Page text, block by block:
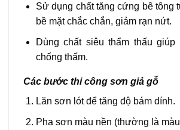
Sử dụng chất tăng cứng bê tông
bề mặt chắc chắn, giảm rạn nứt.
Dùng chất siêu thẩm thấu giúp
chống thấm.
Các bước thi công sơn giả gỗ
Lăn sơn lót để tăng độ bám dính.
Pha sơn màu nền (thường là